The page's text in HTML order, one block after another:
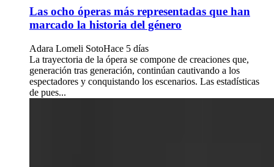
Las ocho óperas más representadas que han
marcado la historia del género
Adara Lomeli SotoHace 5 días
La trayectoria de la ópera se compone de creaciones que,
generación tras generación, continúan cautivando a los
espectadores y conquistando los escenarios. Las estadísticas
de pues...